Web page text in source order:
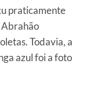
praticamente
Abrahão
Todavia, a
azul foi a foto